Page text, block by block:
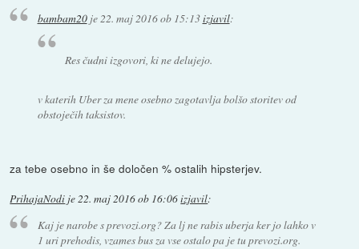
bambam20je22. maj 2016 ob 15:13izjavil:
Res čudni izgovori, ki ne delujejo.
v katerih Uber za mene osebno zagotavlja bolšo storitev od
obstoječih taksistov.
za tebe osebno in še določen % ostalih hipsterjev.
PrihajaNodi je22. maj 2016 ob 16:06izjavil:
Kaj je narobe s prevozi.org? Za lj ne rabis uberja ker jo lahko v
1 uri prehodis, vzames bus za vse ostalo pa je tu prevozi.org.